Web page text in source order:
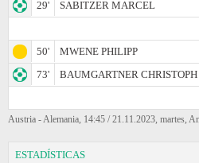
29'
SABITZER MARCEL
50'
MWENE PHILIPP
73'
BAUMGARTNER CHRISTOPH
Austria - Alemania, 14:45 / 21.11.2023, martes,
ESTADÍSTICAS